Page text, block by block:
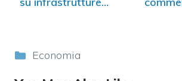
Categorie
Economia